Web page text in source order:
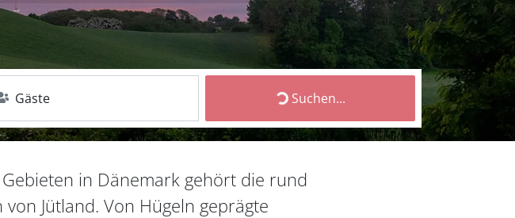
Gäste Suchen...
in Dänemark gehört die rund
Jütland. Von Hügeln geprägte